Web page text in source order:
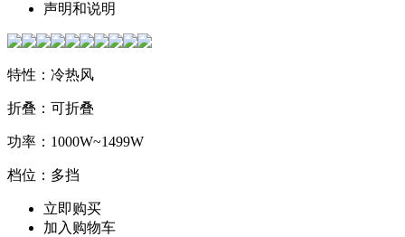
声明和说明
特性：冷热风
折叠：可折叠
功率：1000W~1499W
档位：多挡
立即购买
加入购物车